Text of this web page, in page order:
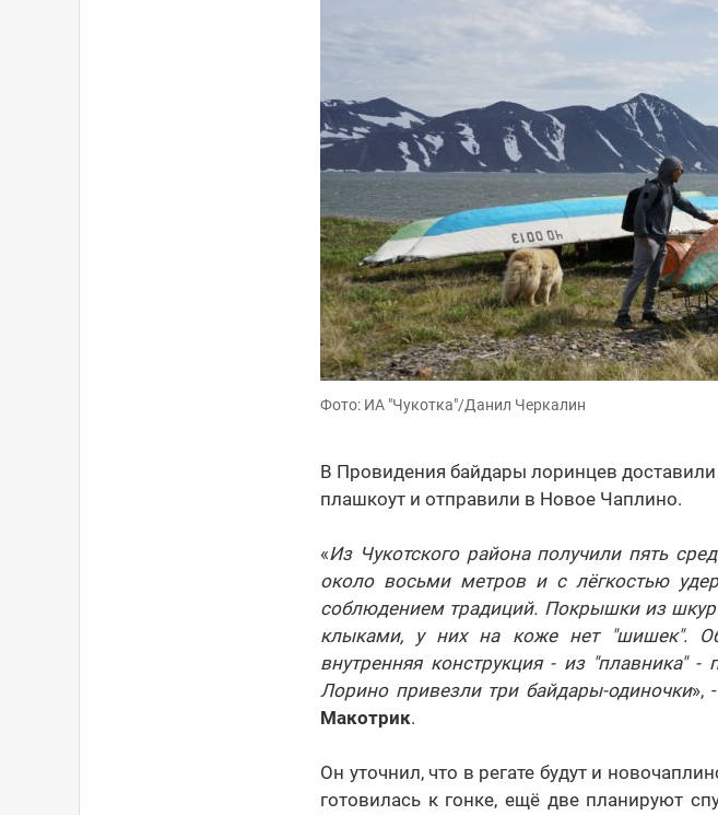
Фото: ИА "Чукотка"/Данил Черкалин
В Провидения байдары лоринцев
плашкоут и отправили в Новое Чаплино.
«Из Чукотского района получили пять
около восьми метров и с лёгкостью
соблюдением традиций. Покрышки из
клыками, у них на коже нет "шишек".
внутренняя конструкция - из "плавника"
Лорино привезли три байдары-одиночки»,
Макотрик.
Он уточнил, что в регате будут и
готовилась к гонке, ещё две планируют